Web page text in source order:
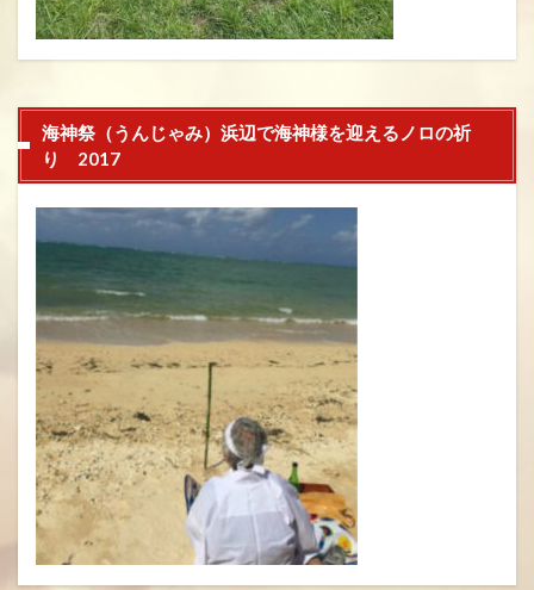
海神祭（うんじゃみ）浜辺で海神様を迎えるノロの祈
り 2017